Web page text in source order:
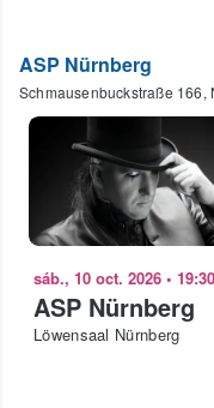
ASP Nürnberg
Schmausenbuckstraße 166,
sáb., 10 oct. 2026 • 19:30
ASP Nürnberg
Löwensaal Nürnberg